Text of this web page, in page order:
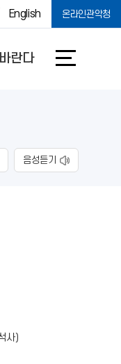
English 온라인관악청
란다
음성듣기
사)